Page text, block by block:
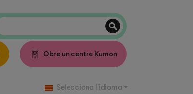
Obre un centre Kumon
Selecciona l’idioma